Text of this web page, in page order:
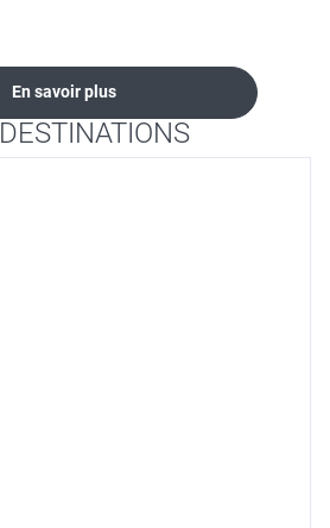
En savoir plus
DESTINATIONS